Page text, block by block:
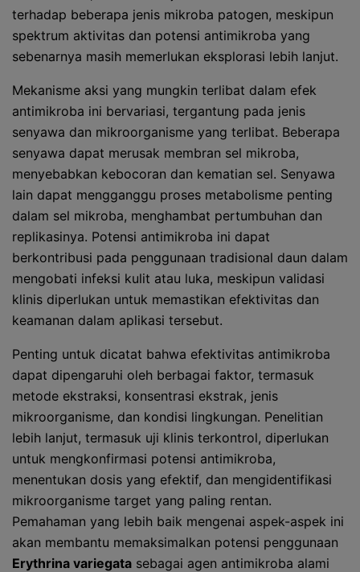
terhadap beberapa jenis mikroba patogen, meskipun
spektrum aktivitas dan potensi antimikroba yang
sebenarnya masih memerlukan eksplorasi lebih lanjut.
Mekanisme aksi yang mungkin terlibat dalam efek
antimikroba ini bervariasi, tergantung pada jenis
senyawa dan mikroorganisme yang terlibat. Beberapa
senyawa dapat merusak membran sel mikroba,
menyebabkan kebocoran dan kematian sel. Senyawa
lain dapat mengganggu proses metabolisme penting
dalam sel mikroba, menghambat pertumbuhan dan
replikasinya. Potensi antimikroba ini dapat
berkontribusi pada penggunaan tradisional daun dalam
mengobati infeksi kulit atau luka, meskipun validasi
klinis diperlukan untuk memastikan efektivitas dan
keamanan dalam aplikasi tersebut.
Penting untuk dicatat bahwa efektivitas antimikroba
dapat dipengaruhi oleh berbagai faktor, termasuk
metode ekstraksi, konsentrasi ekstrak, jenis
mikroorganisme, dan kondisi lingkungan. Penelitian
lebih lanjut, termasuk uji klinis terkontrol, diperlukan
untuk mengkonfirmasi potensi antimikroba,
menentukan dosis yang efektif, dan mengidentifikasi
mikroorganisme target yang paling rentan.
Pemahaman yang lebih baik mengenai aspek-aspek ini
akan membantu memaksimalkan potensi penggunaan
Erythrina variegata sebagai agen antimikroba alami